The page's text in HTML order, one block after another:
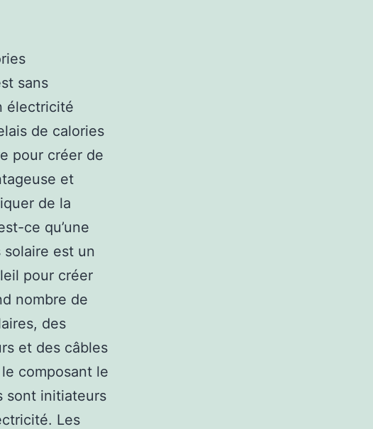
sans
électricité
de calories
pour créer de
et
de la
ce qu’une
solaire est un
pour créer
nombre de
des
et des câbles
composant le
sont initiateurs
Les